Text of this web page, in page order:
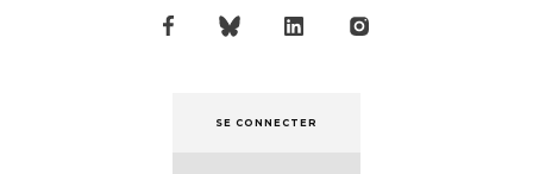
SE CONNECTER